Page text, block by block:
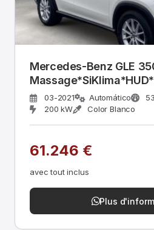
Mercedes-Benz GLE
03-2021 Automático
200 kW
Color Blanco
61.246 €
avec tout inclus
Plus